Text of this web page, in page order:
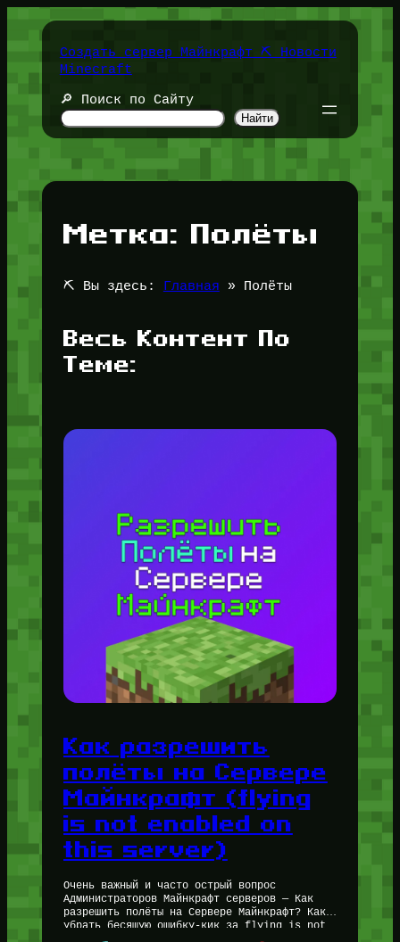
содержимомуСоздать сервер Майнкрафт ⛏️ Новости
Minecraft
🔎 Поиск по Сайту
Найти
Метка: Полёты
⛏️ Вы здесь: Главная » Полёты
Весь Контент По
Теме:
Как разрешить
полёты на Сервере
Майнкрафт (flying
is not enabled on
this server)
Очень важный и часто острый вопрос
Администраторов Майнкрафт серверов — Как
разрешить полёты на Сервере Майнкрафт? Как
убрать бесящую ошибку-кик за flying is not
enabled on this server на Minecraft…